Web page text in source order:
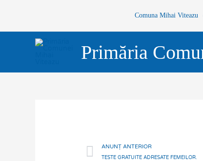
Comuna Mihai Viteazu
Primăria
Prev
ANUNȚ ANTERIOR
TESTE GRATUITE ADRESATE FEMEILOR.